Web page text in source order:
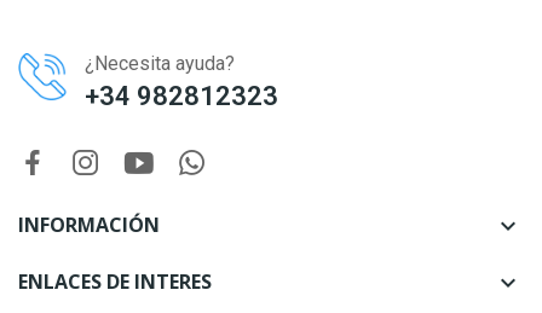
¿Necesita ayuda?
+34 982812323
INFORMACIÓN 
ENLACES DE INTERES
